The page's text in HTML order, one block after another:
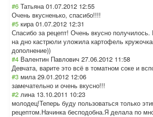
#6 Татьяна 01.07.2012 12:55
Очень вкусненько, спасибо!!!!
#5 кира 01.07.2012 12:31
Спасибо за рецепт! Очень вкусно получилось.
на дно кастрюли уложила картофель
дополнение))
#4 Валентин Павлович 27.06.2012 11:58
Девчата, варите это всё в томатном соке и
#3 мила 29.01.2012 12:06
замечательно и очень вкусно!!!
#2 лина 13.10.2011 10:23
молодец!Теперь буду пользоваться только
рецептом.Начинка бесподобна.Я делала по